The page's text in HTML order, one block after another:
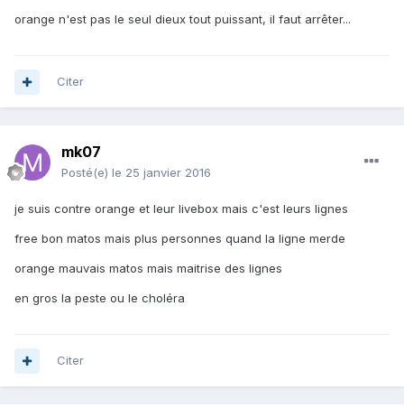
orange n'est pas le seul dieux tout puissant, il faut arrêter...
Citer
mk07
Posté(e) le 25 janvier 2016
je suis contre orange et leur livebox mais c'est leurs lignes
free bon matos mais plus personnes quand la ligne merde
orange mauvais matos mais maitrise des lignes
en gros la peste ou le choléra
Citer